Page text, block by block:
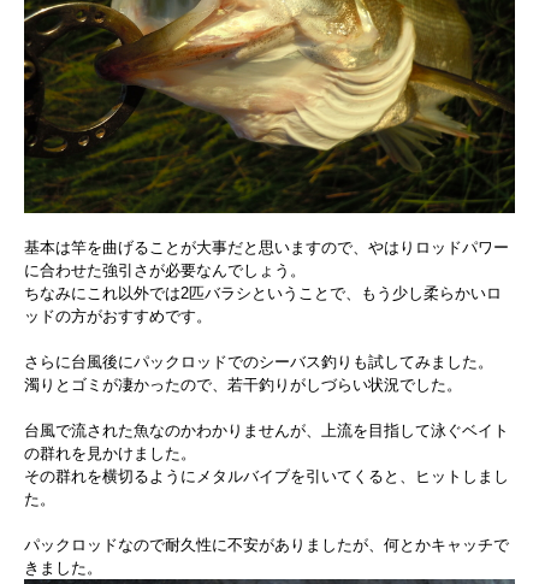
基本は竿を曲げることが大事だと思いますので、やはりロッドパワー
に合わせた強引さが必要なんでしょう。
ちなみにこれ以外では2匹バラシということで、もう少し柔らかいロ
ッドの方がおすすめです。
さらに台風後にパックロッドでのシーバス釣りも試してみました。
濁りとゴミが凄かったので、若干釣りがしづらい状況でした。
台風で流された魚なのかわかりませんが、上流を目指して泳ぐベイト
の群れを見かけました。
その群れを横切るようにメタルバイブを引いてくると、ヒットしまし
た。
パックロッドなので耐久性に不安がありましたが、何とかキャッチで
きました。